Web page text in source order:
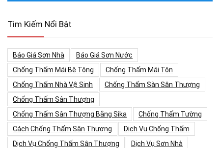
Tìm Kiếm Nổi Bật
Báo Giá Sơn Nhà
Báo Giá Sơn Nước
Chống Thấm Mái Bê Tông
Chống Thấm Mái Tôn
Chống Thấm Nhà Vệ Sinh
Chống Thấm Sàn Sân Thượng
Chống Thấm Sân Thượng
Chống Thấm Sân Thượng Bằng Sika
Chống Thấm Tường
Cách Chống Thấm Sân Thượng
Dịch Vụ Chống Thấm
Dịch Vụ Chống Thấm Sân Thượng
Dịch Vụ Sơn Nhà